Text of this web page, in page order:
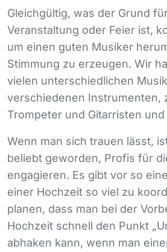
Gleichgültig, was der Grund
Veranstaltung oder Feier ist,
um einen guten Musiker
Stimmung zu erzeugen. Wir
vielen unterschiedlichen
verschiedenen Instrumenten,
Trompeter und Gitarristen
Wenn man sich trauen lässt,
beliebt geworden, Profis für
engagieren. Es gibt vor so
einer Hochzeit so viel zu
planen, dass man bei der
Hochzeit schnell den Punkt
abhaken kann, wenn man